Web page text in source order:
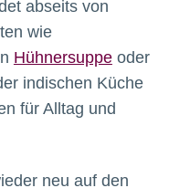
abseits von
wie
Hühnersuppeoder
indischen Küche
für Alltag und
neu auf den